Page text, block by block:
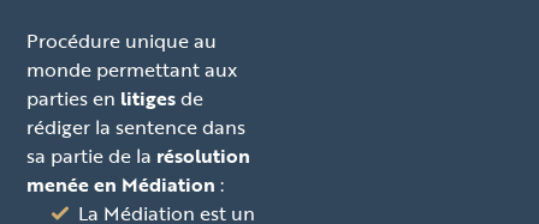
Procédure unique au
monde permettant aux
parties en litigesde
rédiger la sentence dans
sa partie de la résolution
menée en Médiation :
La Médiation est un